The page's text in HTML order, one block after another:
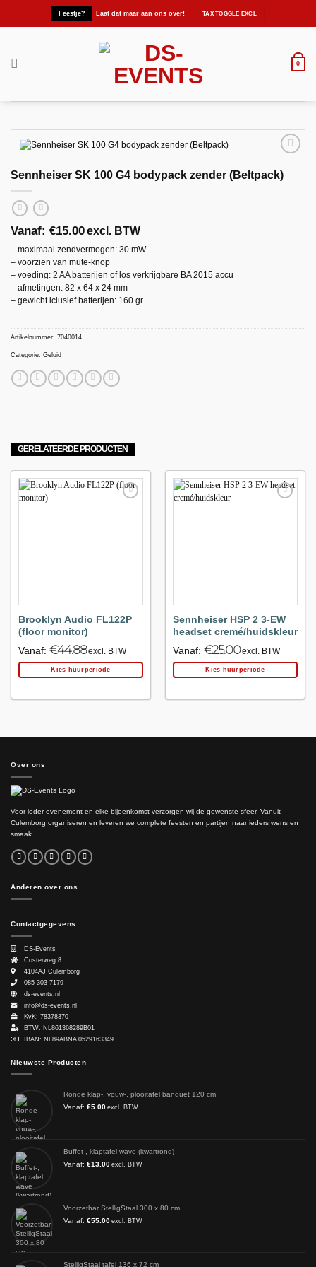
Feestje? Laat dat maar aan ons over!
0
Sennheiser SK 100 G4 bodypack zender (Beltpack)
Vanaf: €15.00excl. BTW
– maximaal zendvermogen: 30 mW
– voorzien van mute-knop
– voeding: 2 AA batterijen of los verkrijgbare BA 2015 accu
– afmetingen: 82 x 64 x 24 mm
– gewicht iclusief batterijen: 160 gr
Artikelnummer: 7040014
Categorie: Geluid
GERELATEERDE PRODUCTEN
Brooklyn Audio FL122P
(floor monitor)
Vanaf: €44.88excl. BTW
Kies huurperiode
Sennheiser HSP 2 3-EW
headset cremé/huidskleur
Vanaf: €25.00excl. BTW
Kies huurperiode
Over ons
Voor ieder evenement en elke bijeenkomst verzorgen wij de gewenste sfeer. Vanuit
Culemborg organiseren en leveren we complete feesten en partijen naar ieders wens en
smaak.
Anderen over ons
Contactgegevens
DS-Events
Costerweg 8
4104AJ Culemborg
085 303 7179
ds-events.nl
info@ds-events.nl
KvK: 78378370
BTW: NL861368289B01
IBAN: NL89ABNA 0529163349
Nieuwste Producten
Ronde klap-, vouw-, plooitafel banquet 120 cm
Vanaf: €5.00 excl. BTW
Buffet-, klaptafel wave (kwartrond)
Vanaf: €13.00 excl. BTW
Voorzetbar StelligStaal 300 x 80 cm
Vanaf: €55.00 excl. BTW
StelligStaal tafel 136 x 72 cm